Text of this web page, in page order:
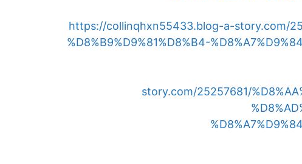
https://collinqhxn55433.blog-a-story.com/
%D8%B9%D9%81%D8%B4-
story.com/25257681/